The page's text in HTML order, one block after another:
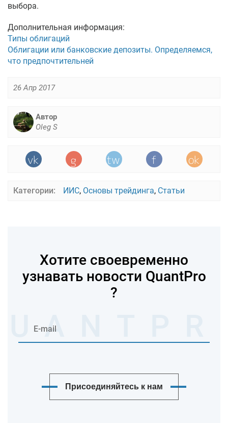
выбора.
Дополнительная информация:
Типы облигаций
Облигации или банковские депозиты. Определяемся,
что предпочтительней
26 Апр 2017
Автор
Oleg S
Категории: ИИС, Основы трейдинга, Статьи
Хотите своевременно
узнавать новости QuantPro
?
Присоединяйтесь к нам